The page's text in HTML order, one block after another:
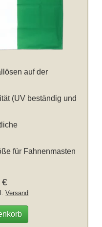
auf der
(UV beständig und
für Fahnenmasten
€
Versand